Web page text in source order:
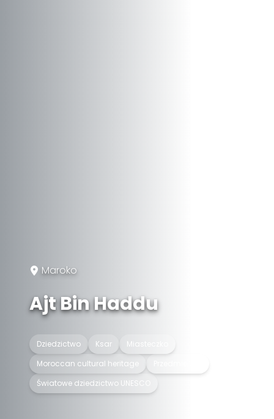
Maroko
Ajt Bin Haddu
Dziedzictwo Ksar
Miasteczko
Moroccan cultural heritage
Światowe dziedzictwo UNESCO